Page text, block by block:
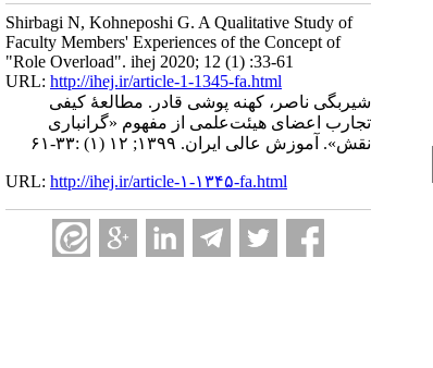
Shirbagi N, Kohneposhi G. A Qualitative Study of
Faculty Members' Experiences of the Concept of
"Role Overload". ihej 2020; 12 (1) :33-61
URL: http://ihej.ir/article-1-1345-fa.html
شیربگی ناصر، کهنه پوشی قادر. مطالعۀ کیفی
تجارب اعضای هیئت‌علمی از مفهوم «گرانباری
نقش». آموزش عالی ایران. ۱۳۹۹; ۱۲ (۱) :۳۳-۶۱
URL: http://ihej.ir/article-۱-۱۳۴۵-fa.html